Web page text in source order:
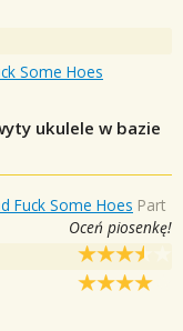
Some Hoes
ukulele w bazie
Fuck Some Hoes Part
Oceń piosenkę!